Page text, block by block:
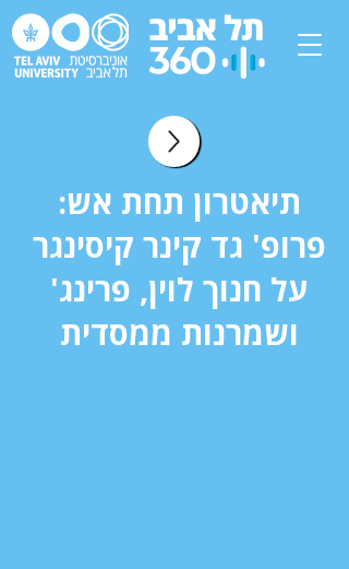
תיאטרון תחת אש:
פרופ' גד קינר קיסינגר
על חנוך לוין, פרינג'
ושמרנות ממסדית